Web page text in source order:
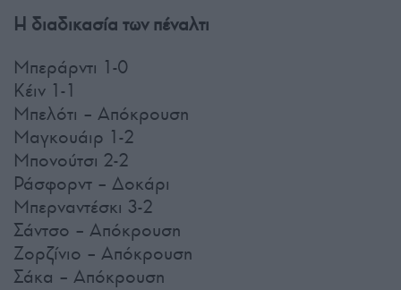
Η διαδικασία των πέναλτι
Μπεράρντι 1-0
Κέιν 1-1
Μπελότι – Απόκρουση
Μαγκουάιρ 1-2
Μπονούτσι 2-2
Ράσφορντ – Δοκάρι
Μπερναντέσκι 3-2
Σάντσο – Απόκρουση
Ζορζίνιο – Απόκρουση
Σάκα – Απόκρουση